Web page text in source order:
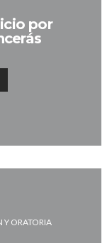
por
Y ORATORIA